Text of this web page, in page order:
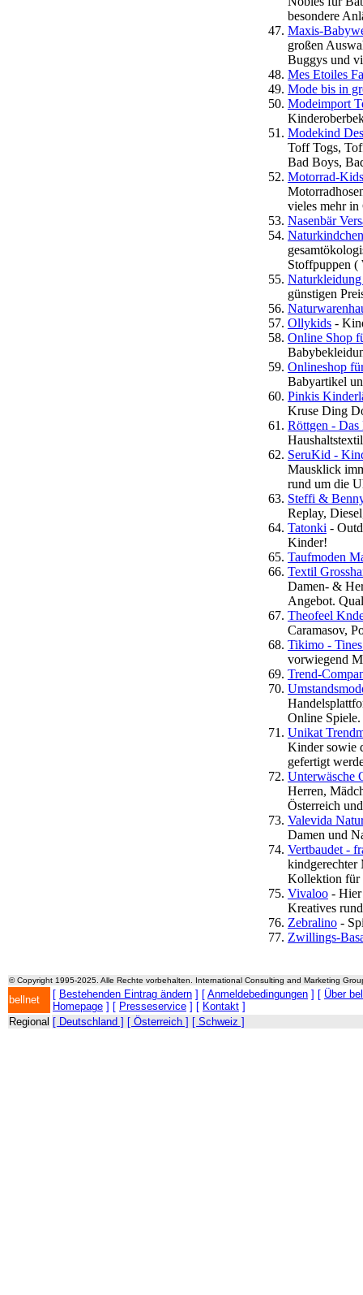
besondere
Maxis-
großen
Buggys und
Mes Etoiles
Mode bis in
Modeimport
Modekind
Toff Togs,
Bad Boys,
Motorrad-
vieles mehr
Nasenbär
Stoffpuppen (
günstigen
Ollykids -
Online Shop
Onlineshop
Babyartikel
Pinkis
Kruse Ding
Röttgen -
SeruKid -
Mausklick
rund um die
Steffi &
Replay,
Tatonki -
Kinder!
Taufmoden
Textil
Damen- &
Angebot.
Theofeel
Caramasov,
Tikimo -
vorwiegend
Trend-
Online Spiele.
Unikat
Kinder sowie
gefertigt
Unterwäsche
Herren,
Österreich
Valevida
Damen und
Vertbaudet -
kindgerechter
Kollektion für
Vivaloo - Hier
Kreatives
Zebralino -
Zwillings-
© Copyright 1995-2025. Alle Rechte vorbehalten. International Consulting and Marketing
bellnet [ Bestehenden Eintrag ändern ] [ Anmeldebedingungen ] [ Über
Homepage ] [ Presseservice ] [ Kontakt ]
Regional [ Deutschland ] [ Österreich ] [ Schweiz ]